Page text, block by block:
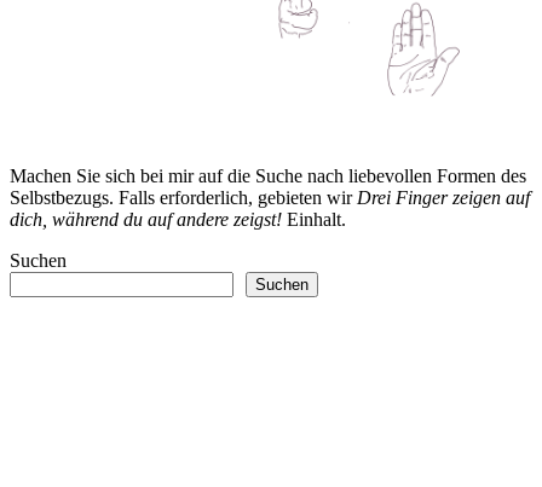
Machen Sie sich bei mir auf die Suche nach liebevollen Formen des
Selbstbezugs. Falls erforderlich, gebieten wir Drei Finger zeigen auf
dich, während du auf andere zeigst! Einhalt.
Suchen
Suchen